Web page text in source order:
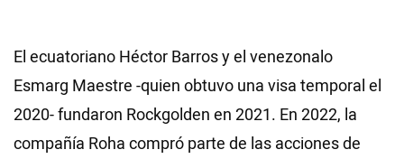
El ecuatoriano Héctor Barros y el venezonalo
Esmarg Maestre -quien obtuvo una visa temporal el
2020- fundaron Rockgolden en 2021. En 2022, la
compañía Roha compró parte de las acciones de